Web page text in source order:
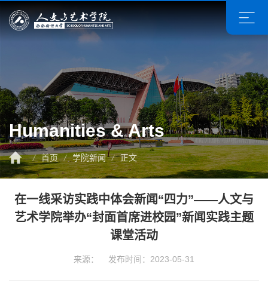
Humanities & Arts
/ 首页 / 学院新闻 / 正文
在一线采访实践中体会新闻“四力”——人文与
艺术学院举办“封面首席进校园”新闻实践主题
课堂活动
来源： 发布时间：2023-05-31